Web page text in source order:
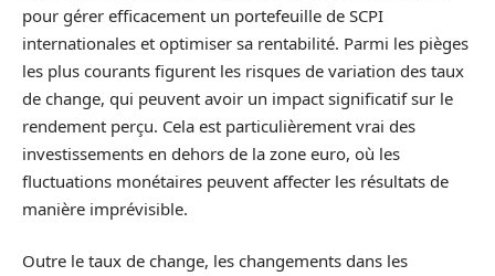
pour gérer efficacement un portefeuille de SCPI
internationales et optimiser sa rentabilité. Parmi les pièges
les plus courants figurent les risques de variation des taux
de change, qui peuvent avoir un impact significatif sur le
rendement perçu. Cela est particulièrement vrai des
investissements en dehors de la zone euro, où les
fluctuations monétaires peuvent affecter les résultats de
manière imprévisible.
Outre le taux de change, les changements dans les